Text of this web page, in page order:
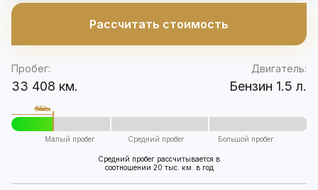
Рассчитать стоимость
Пробег:
33 408 км.
Двигатель:
Бензин 1.5 л.
Малый пробег Средний пробег Большой пробег
Средний пробег рассчитывается в
соотношении 20 тыс. км. в год